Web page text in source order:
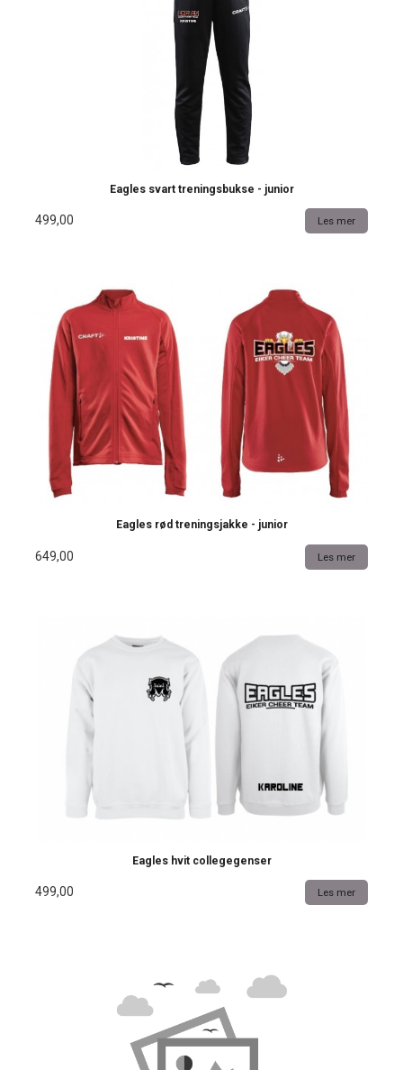
Eagles svart treningsbukse - junior
499,00 Les mer
Eagles rød treningsjakke - junior
649,00 Les mer
Eagles hvit collegegenser
499,00 Les mer